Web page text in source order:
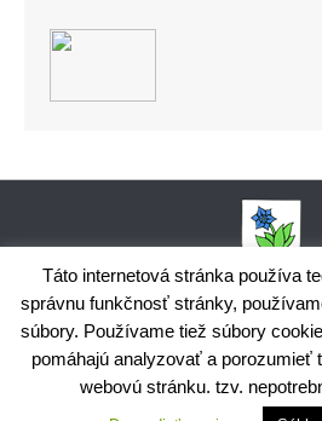
Obecný úrad Bodiná, č. 102,
+421424398035,
IČO: 00 692 522, Prima banka Slovensko,
0029 9178
Táto internetová stránka používa
správnu funkčnosť stránky,
súbory. Používame tiež súbory
pomáhajú analyzovať a porozumieť
webovú stránku. tzv.